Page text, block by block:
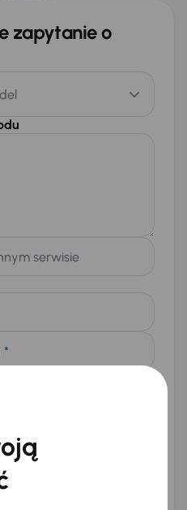
zapytanie o
serwisie
*